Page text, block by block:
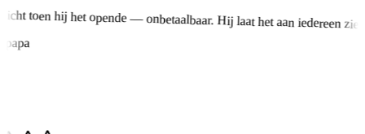
toen hij het opende — onbetaalbaar. Hij laat het aan iedereen